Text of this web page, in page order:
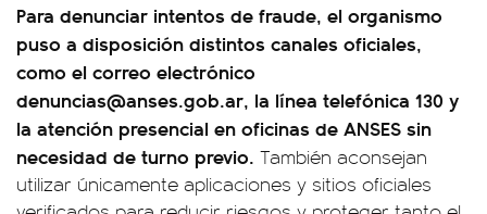
Para denunciar intentos de fraude, el organismo
puso a disposición distintos canales oficiales,
como el correo electrónico
denuncias@anses.gob.ar, la línea telefónica 130 y
la atención presencial en oficinas de ANSES sin
necesidad de turno previo. También aconsejan
utilizar únicamente aplicaciones y sitios oficiales